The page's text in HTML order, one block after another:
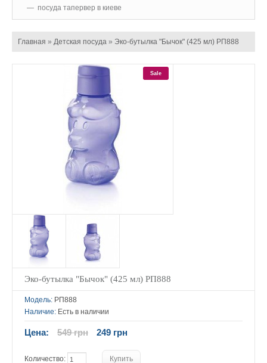
посуда тапервер в киеве
Главная » Детская посуда » Эко-бутылка "Бычок" (425 мл) РП888
Sale
Эко-бутылка "Бычок" (425 мл) РП888
Модель: РП888
Наличие: Есть в наличии
Цена: 549 грн 249 грн
Количество: